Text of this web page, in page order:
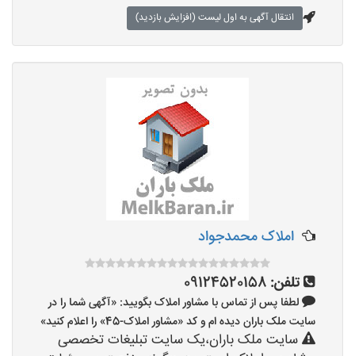
انتقال آگهی به اول لیست (افزایش بازدید)
املاک محمدجواد
تلفن: 09124520158
لطفا پس از تماس با مشاور املاک بگویید: «آگهی شما را در
سایت ملک باران دیده ام و کد «مشاور املاک-45» را اعلام کنید»
سایت ملک باران،یک سایت تبلیغات تخصصی